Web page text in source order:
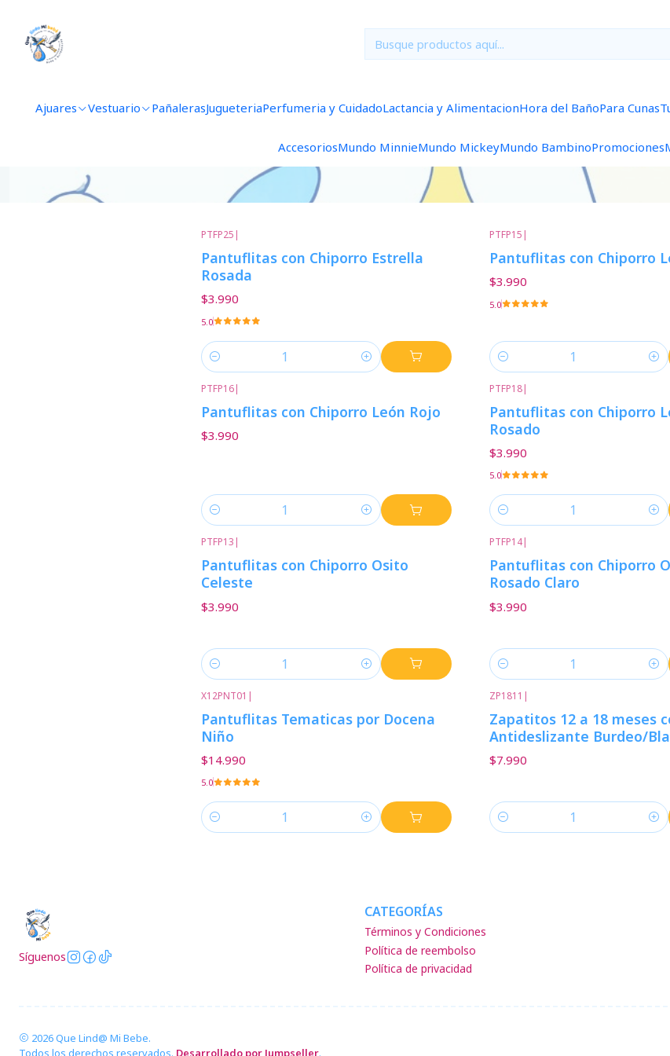
Ajuares Vestuario PañalerasJugueteriaPerfumeria y CuidadoLactancia y AlimentacionHora del BañoPara Cunas
AccesoriosMundo MinnieMundo MickeyMundo BambinoPromociones
Zapatitos
PTFP25 |
Pantuflitas con Chiporro Estrella
Rosada
$3.990
5.0
Cantidad
PTFP15 |
Pantuflitas con Chiporro
$3.990
5.0
Cantidad
PTFP16|
Pantuflitas con Chiporro León Rojo
$3.990
Cantidad
PTFP18|
Pantuflitas con Chiporro
Rosado
$3.990
5.0
Cantidad
PTFP13 |
Pantuflitas con Chiporro Osito
Celeste
$3.990
Cantidad
PTFP14|
Pantuflitas con Chiporro
Rosado Claro
$3.990
Cantidad
X12PNT01 |
Pantuflitas Tematicas por Docena
Niño
$14.990
5.0
Cantidad
ZP1811 |
Zapatitos 12 a 18 meses
Antideslizante Burdeo/
$7.990
Cantidad
Síguenos
CATEGORÍAS
Términos y Condiciones
Política de reembolso
Política de privacidad
2026 Que Lind@ Mi Bebe.
Todos los derechos reservados. Desarrollado por Jumpseller.